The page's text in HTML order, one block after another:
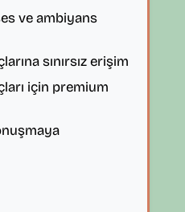
ve ambiyans
sınırsız erişim
için premium